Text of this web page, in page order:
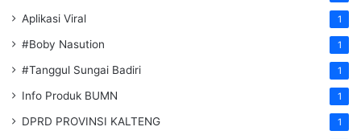
Aplikasi Viral 1
#Boby Nasution 1
#Tanggul Sungai Badiri 1
Info Produk BUMN 1
DPRD PROVINSI KALTENG 1